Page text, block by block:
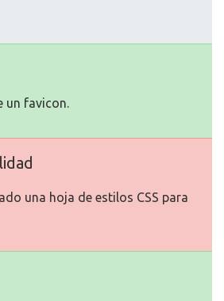
un favicon.
una hoja de estilos CSS para